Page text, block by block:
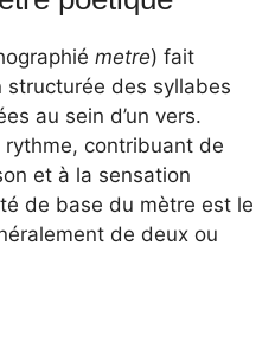
metre) fait
des syllabes
au sein d’un vers.
contribuant de
et à la sensation
de base du mètre est le
de deux ou